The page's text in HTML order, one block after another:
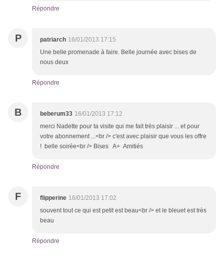
Répondre
P patriarch 16/01/2013 17:15
Une belle promenade à faire. Belle journée avec bises de
nous deux
Répondre
B beberum33 16/01/2013 17:12
merci Nadette pour ta visite qui me fait très plaisir ... et pour
votre abonnement ...<br /> c'est avec plaisir que vous les offre
! belle soirée<br /> Bises A+ Amitiés
Répondre
F flipperine 16/01/2013 17:02
souvent tout ce qui est petit est beau<br /> et le bleuet est très
beau
Répondre